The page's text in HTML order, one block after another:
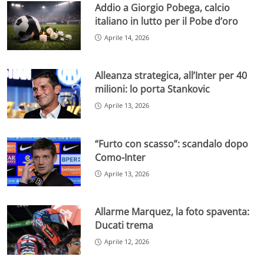
Addio a Giorgio Pobega, calcio
italiano in lutto per il Pobe d’oro
Aprile 14, 2026
Alleanza strategica, all’Inter per 40
milioni: lo porta Stankovic
Aprile 13, 2026
“Furto con scasso”: scandalo dopo
Como-Inter
Aprile 13, 2026
Allarme Marquez, la foto spaventa:
Ducati trema
Aprile 12, 2026